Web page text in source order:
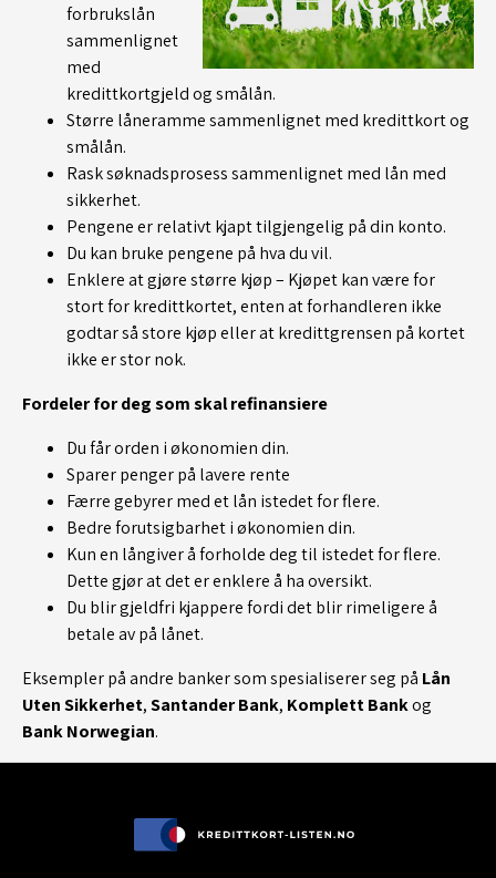
forbrukslån
sammenlignet
med
kredittkortgjeld og smålån.
Større låneramme sammenlignet med kredittkort og
smålån.
Rask søknadsprosess sammenlignet med lån med
sikkerhet.
Pengene er relativt kjapt tilgjengelig på din konto.
Du kan bruke pengene på hva du vil.
Enklere at gjøre større kjøp – Kjøpet kan være for
stort for kredittkortet, enten at forhandleren ikke
godtar så store kjøp eller at kredittgrensen på kortet
ikke er stor nok.
Fordeler for deg som skal refinansiere
Du får orden i økonomien din.
Sparer penger på lavere rente
Færre gebyrer med et lån istedet for flere.
Bedre forutsigbarhet i økonomien din.
Kun en långiver å forholde deg til istedet for flere.
Dette gjør at det er enklere å ha oversikt.
Du blir gjeldfri kjappere fordi det blir rimeligere å
betale av på lånet.
Eksempler på andre banker som spesialiserer seg på Lån
Uten Sikkerhet,Santander Bank, Komplett Bankog
Bank Norwegian.